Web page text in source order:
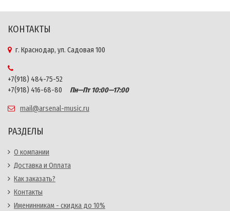
КОНТАКТЫ
г. Краснодар, ул. Садовая 100
+7(918) 484-75-52
+7(918) 416-68-80
Пн—Пт 10:00—17:00
mail@arsenal-music.ru
РАЗДЕЛЫ
О компании
Доставка и Оплата
Как заказать?
Контакты
Именинникам - скидка до 10%